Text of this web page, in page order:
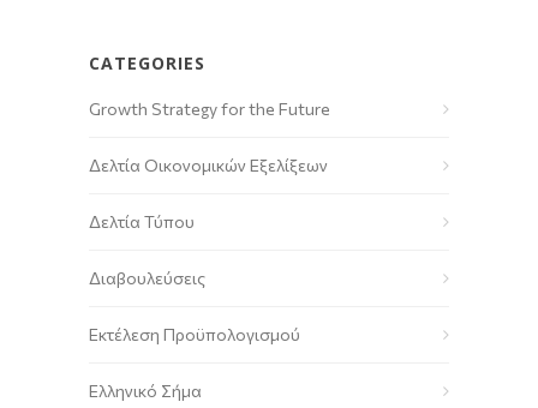
CATEGORIES
Growth Strategy for the Future
Δελτία Οικονομικών Εξελίξεων
Δελτία Τύπου
Διαβουλεύσεις
Εκτέλεση Προϋπολογισμού
Ελληνικό Σήμα